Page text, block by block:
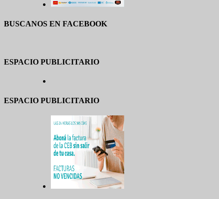
BUSCANOS EN FACEBOOK
ESPACIO PUBLICITARIO
ESPACIO PUBLICITARIO